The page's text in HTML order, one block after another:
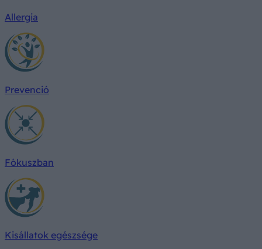
Allergia
Prevenció
Fókuszban
Kisállatok egészsége